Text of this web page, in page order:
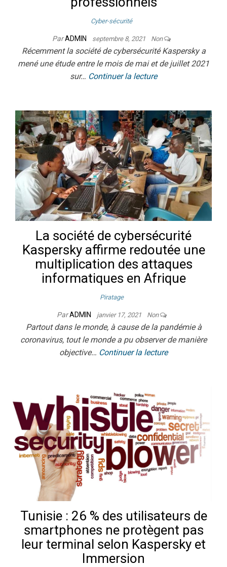
Cyber-sécurité
ParADMIN septembre 8, 2021 Non
Récemment la société de cybersécurité Kaspersky a
mené une étude entre le mois de mai et de juillet 2021
sur… Continuer la lecture
La société de cybersécurité
Kaspersky affirme redoutée une
multiplication des attaques
informatiques en Afrique
Piratage
ParADMIN janvier 17, 2021 Non
Partout dans le monde, à cause de la pandémie à
coronavirus, tout le monde a pu observer de manière
objective… Continuer la lecture
Tunisie : 26 % des utilisateurs de
smartphones ne protègent pas
leur terminal selon Kaspersky et
Immersion